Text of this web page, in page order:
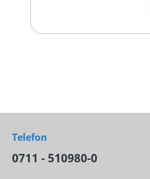
Telefon
0711 - 510980-0